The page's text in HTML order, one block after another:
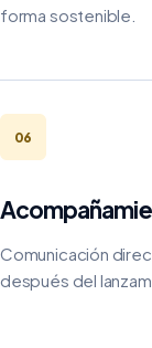
forma sostenible.
06
Comunicación
después del